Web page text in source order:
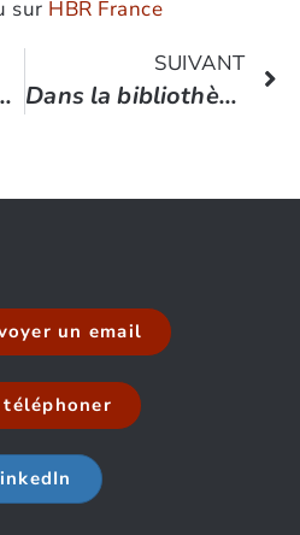
sur HBR France
vie intérieure
SUIVANT
Dans la bibliothèque : Entrer en stratégie par le Gal Vincent Desportes
un email
téléphoner